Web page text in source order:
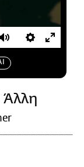
Mute Settings
Enter
Άλλη